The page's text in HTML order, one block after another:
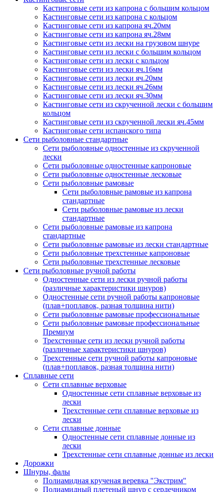
Кастинговые сети из капрона с большим кольцом
Кастинговые сети из капрона с кольцом
Кастинговые сети из капрона яч.20мм
Кастинговые сети из капрона яч.28мм
Кастинговые сети из лески на грузовом шнуре
Кастинговые сети из лески с большим кольцом
Кастинговые сети из лески с кольцом
Кастинговые сети из лески яч.16мм
Кастинговые сети из лески яч.20мм
Кастинговые сети из лески яч.26мм
Кастинговые сети из лески яч.30мм
Кастинговые сети из скрученной лески с большим
кольцом
Кастинговые сети из скрученной лески яч.45мм
Кастинговые сети испанского типа
Сети рыболовные стандартные
Сети рыболовные одностенные из скрученной
лески
Сети рыболовные одностенные капроновые
Сети рыболовные одностенные лесковые
Сети рыболовные рамовые
Сети рыболовные рамовые из капрона
стандартные
Сети рыболовные рамовые из лески
стандартные
Сети рыболовные рамовые из капрона
стандартные
Сети рыболовные рамовые из лески стандартные
Сети рыболовные трехстенные капроновые
Сети рыболовные трехстенные лесковые
Сети рыболовные ручной работы
Одностенные сети из лески ручной работы
(различные характеристики шнуров)
Одностенные сети ручной работы капроновые
(плав+поплавок, разная толщина нити)
Сети рыболовные рамовые профессиональные
Сети рыболовные рамовые профессиональные
Премиум
Трехстенные сети из лески ручной работы
(различные характеристики шнуров)
Трехстенные сети ручной работы капроновые
(плав+поплавок, разная толщина нити)
Сплавные сети
Сети сплавные верховые
Одностенные сети сплавные верховые из
лески
Трехстенные сети сплавные верховые из
лески
Сети сплавные донные
Одностенные сети сплавные донные из
лески
Трехстенные сети сплавные донные из лески
Дорожки
Шнуры, фалы
Полиамидная крученая веревка "Экстрим"
Полиамидный плетеный шнур с сердечником